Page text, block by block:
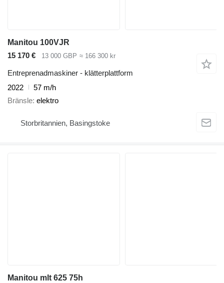
Manitou 100VJR
15 170 €
13 000 GBP ≈ 166 300 kr
Entreprenadmaskiner - klätterplattform
2022
57 m/h
Bränsle elektro
Storbritannien, Basingstoke
Manitou mlt 625 75h